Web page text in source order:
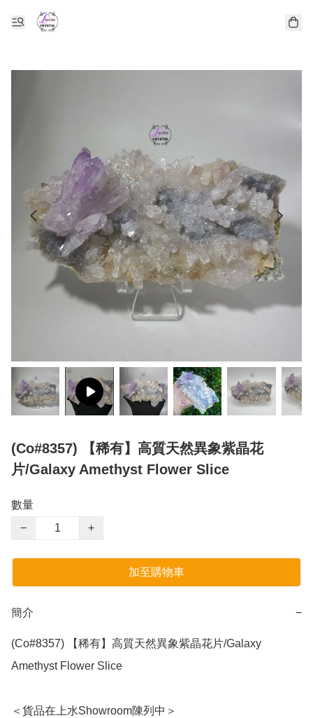
(Co#8357) 【稀有】高質天然異象紫晶花
片/Galaxy Amethyst Flower Slice
數量
−
+
加至購物車
簡介 −
(Co#8357) 【稀有】高質天然異象紫晶花片/Galaxy
Amethyst Flower Slice
＜貨品在上水Showroom陳列中＞